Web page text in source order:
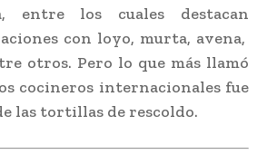
entre los cuales destacan
con loyo, murta, avena,
otros. Pero lo que más llamó
cocineros internacionales fue
las tortillas de rescoldo.